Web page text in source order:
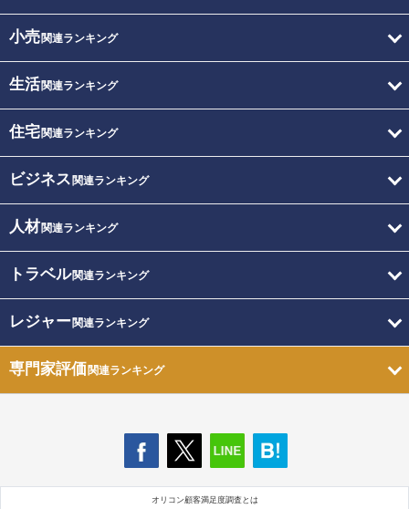
小売関連ランキング
生活関連ランキング
住宅関連ランキング
ビジネス 関連ランキング
人材関連ランキング
トラベル関連ランキング
レジャー関連ランキング
専門家評価関連ランキング
オリコン顧客満足度調査とは